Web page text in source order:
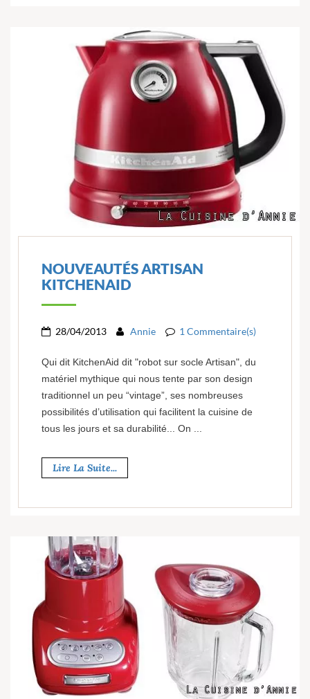
NOUVEAUTÉS ARTISAN
KITCHENAID
28/04/2013 Annie 1 Commentaire(s)
Qui dit KitchenAid dit "robot sur socle Artisan", du
matériel mythique qui nous tente par son design
traditionnel un peu “vintage”, ses nombreuses
possibilités d’utilisation qui facilitent la cuisine de
tous les jours et sa durabilité... On ...
Lire La Suite...